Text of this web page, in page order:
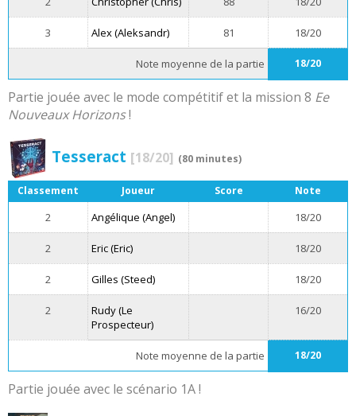
3 Alex (Aleksandr) 81 18/20
Note moyenne de la partie 18/20
Partie jouée avec le mode compétitif et la mission 8 Ee
Nouveaux Horizons!
Tesseract [18/20] (80 minutes)
Classement Joueur Score Note
2 Angélique (Angel) 18/20
2 Eric (Eric) 18/20
2 Gilles (Steed) 18/20
2
Rudy (Le
Prospecteur)
16/20
Note moyenne de la partie 18/20
Partie jouée avec le scénario 1A !